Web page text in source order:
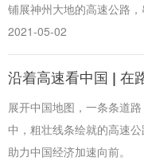
铺展神州大地的高速公路，
2021-05-02
沿着高速看中国 | 在
展开中国地图，一条条道
中，粗壮线条绘就的高速
助力中国经济加速向前。